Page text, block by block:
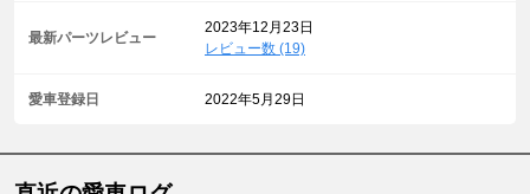
最新パーツレビュー
2023年12月23日
レビュー数 (19)
愛車登録日 2022年5月29日